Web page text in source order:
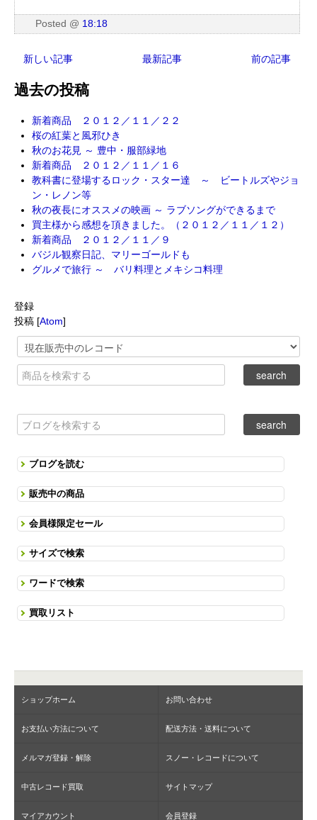
Posted @ 18:18
新しい記事 最新記事 前の記事
過去の投稿
新着商品 ２０１２／１１／２２
桜の紅葉と風邪ひき
秋のお花見 ～ 豊中・服部緑地
新着商品 ２０１２／１１／１６
教科書に登場するロック・スター達 ～ ビートルズやジョ
ン・レノン等
秋の夜長にオススメの映画 ～ ラブソングができるまで
買主様から感想を頂きました。（２０１２／１１／１２）
新着商品 ２０１２／１１／９
バジル観察日記、マリーゴールドも
グルメで旅行 ～ バリ料理とメキシコ料理
登録
投稿 [Atom]
ブログを読む
販売中の商品
会員様限定セール
サイズで検索
ワードで検索
買取リスト
ショップホーム お問い合わせ
お支払い方法について 配送方法・送料について
メルマガ登録・解除 スノー・レコードについて
中古レコード買取 サイトマップ
マイアカウント 会員登録